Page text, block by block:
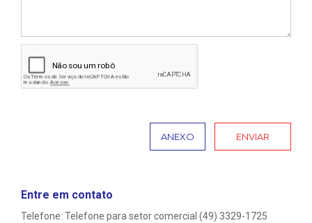
ANEXO
Entre em contato
Telefone: Telefone para setor comercial (49) 3329-1725